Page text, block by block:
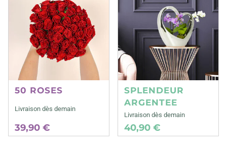
50 ROSES
Livraison dès demain
39,90 €
SPLENDEUR
ARGENTEE
Livraison dès demain
40,90 €